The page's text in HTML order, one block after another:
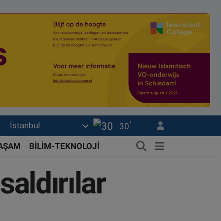
İstanbul 30°
BİLİM-TEKNOLOJİ